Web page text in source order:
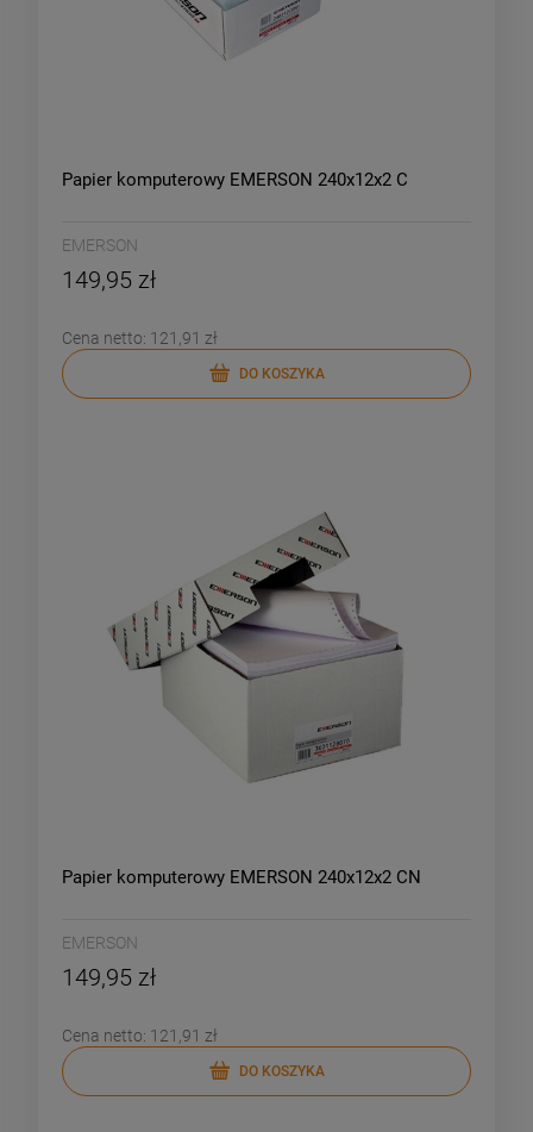
Papier komputerowy EMERSON 240x12x2 C
EMERSON
149,95 zł
Cena netto: 121,91 zł
DO KOSZYKA
Papier komputerowy EMERSON 240x12x2 CN
EMERSON
149,95 zł
Cena netto: 121,91 zł
DO KOSZYKA